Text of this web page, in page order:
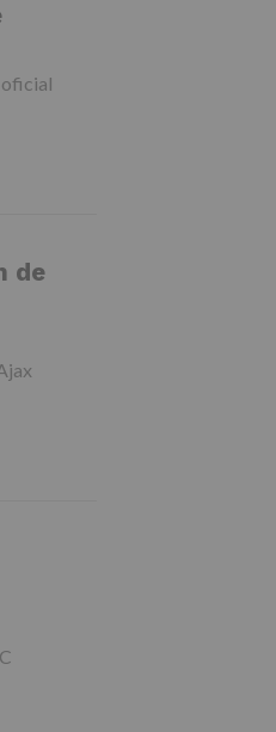
oficial
de